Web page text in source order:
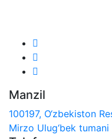
Manzil
100197, O‘zbekiston
Mirzo Ulug‘bek